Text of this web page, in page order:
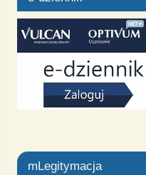
mLegitymacja